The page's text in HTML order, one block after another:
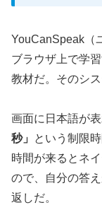
YouCanSpeak（
ブラウザ上で学
教材だ。そのシ
画面に日本語が
秒」
という制限
時間が来るとネ
ので、自分の答
返しだ。